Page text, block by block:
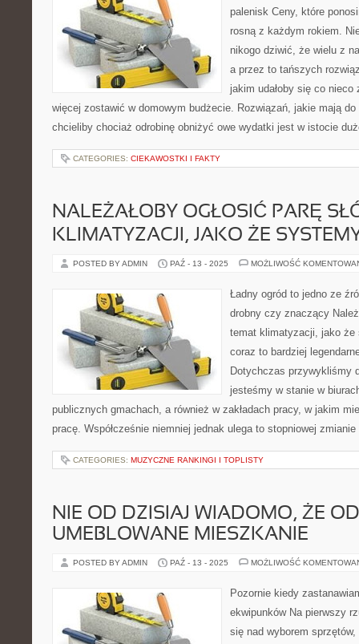
palenisk Ceny, które
rosną z każdym rokiem.
nikogo dziwić, że wielu z
a przez to tańszych
jakim udałoby się co
więcej zostawić w domowym budżecie. Rozwiązań, jakie mają
chcieliby chociaż odrobinę obniżyć owe wydatki jest w istocie
CATEGORIES: CIEKAWOSTKI I FAKTY
NALEŻAŁOBY OGŁOSIĆ PARĘ
KLIMATYZACJI, JAKO ŻE
POSTED BY ADMIN PAŹ - 13 - 2025 MOŻLIWOŚĆ
Ładny ogród to jedno ze
drobny czy znaczący
temat klimatyzacji, jako
coraz to bardziej
Dotychczas przywykliśmy
jesteśmy w stanie w
publicznych gmachach, a również w zakładach pracy, w jakim
pracę. Współcześnie niemniej jednak ulega to stopniowej
CATEGORIES: MUZYCZNE RANKINGI I TOPLISTY
NIE OD DZISIAJ WIADOMO, ŻE
UMEBLOWANE MIESZKANIE
POSTED BY ADMIN PAŹ - 13 - 2025 MOŻLIWOŚĆ
Pozornie kiedy
ekwipunków Na pierwszy
się nad wyborem